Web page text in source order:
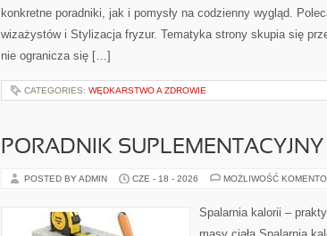
konkretne poradniki, jak i pomysły na codzienny wygląd.
wizażystów i Stylizacja fryzur. Tematyka strony skupia się
nie ogranicza się […]
CATEGORIES: WĘDKARSTWO A ZDROWIE
PORADNIK SUPLEMENTACYJNY
POSTED BY ADMIN CZE - 18 - 2026 MOŻLIWOŚĆ
Spalarnia kalorii –